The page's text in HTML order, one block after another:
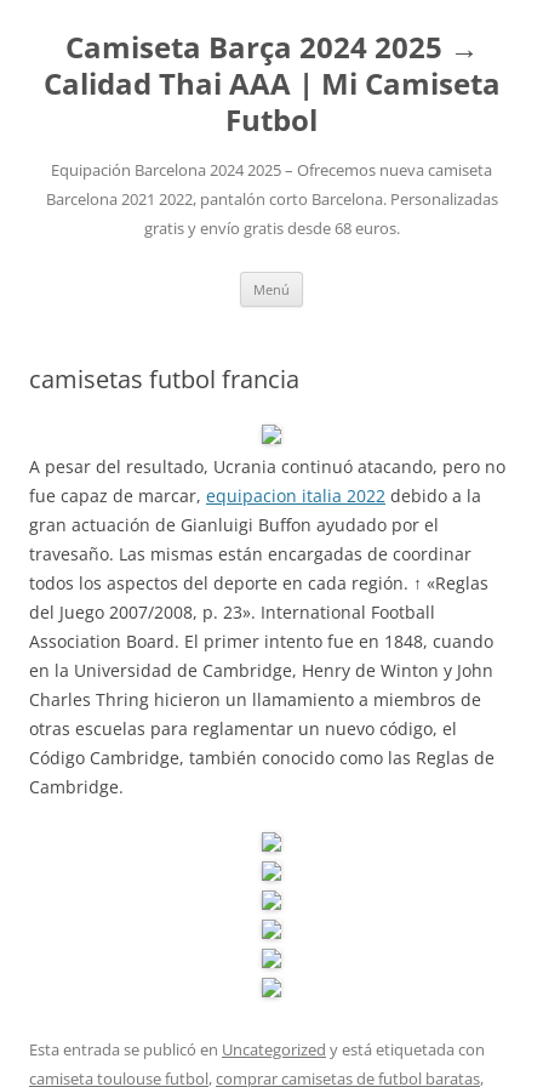
Camiseta Barça 2024 2025 →
Calidad Thai AAA | Mi Camiseta
Futbol
Equipación Barcelona 2024 2025 – Ofrecemos nueva camiseta
Barcelona 2021 2022, pantalón corto Barcelona. Personalizadas
gratis y envío gratis desde 68 euros.
Menú
camisetas futbol francia
A pesar del resultado, Ucrania continuó atacando, pero no
fue capaz de marcar, equipacion italia 2022 debido a la
gran actuación de Gianluigi Buffon ayudado por el
travesaño. Las mismas están encargadas de coordinar
todos los aspectos del deporte en cada región. ↑ «Reglas
del Juego 2007/2008, p. 23». International Football
Association Board. El primer intento fue en 1848, cuando
en la Universidad de Cambridge, Henry de Winton y John
Charles Thring hicieron un llamamiento a miembros de
otras escuelas para reglamentar un nuevo código, el
Código Cambridge, también conocido como las Reglas de
Cambridge.
Esta entrada se publicó en Uncategorized y está etiquetada con
camiseta toulouse futbol,comprar camisetas de futbol baratas,